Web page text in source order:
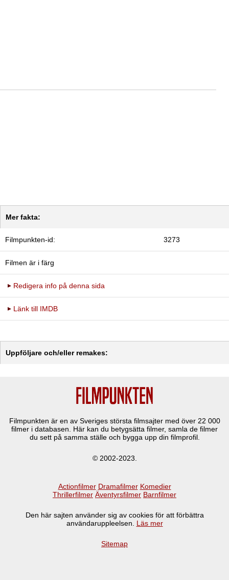
Mer fakta:
Filmpunkten-id: 3273
Filmen är i färg
Redigera info på denna sida
Länk till IMDB
Uppföljare och/eller remakes:
Filmpunkten är en av Sveriges största filmsajter med över 22 000
filmer i databasen. Här kan du betygsätta filmer, samla de filmer
du sett på samma ställe och bygga upp din filmprofil.
© 2002-2023.
Actionfilmer Dramafilmer Komedier
Thrillerfilmer Äventyrsfilmer Barnfilmer
Den här sajten använder sig av cookies för att förbättra
användaruppleelsen. Läs mer
Sitemap